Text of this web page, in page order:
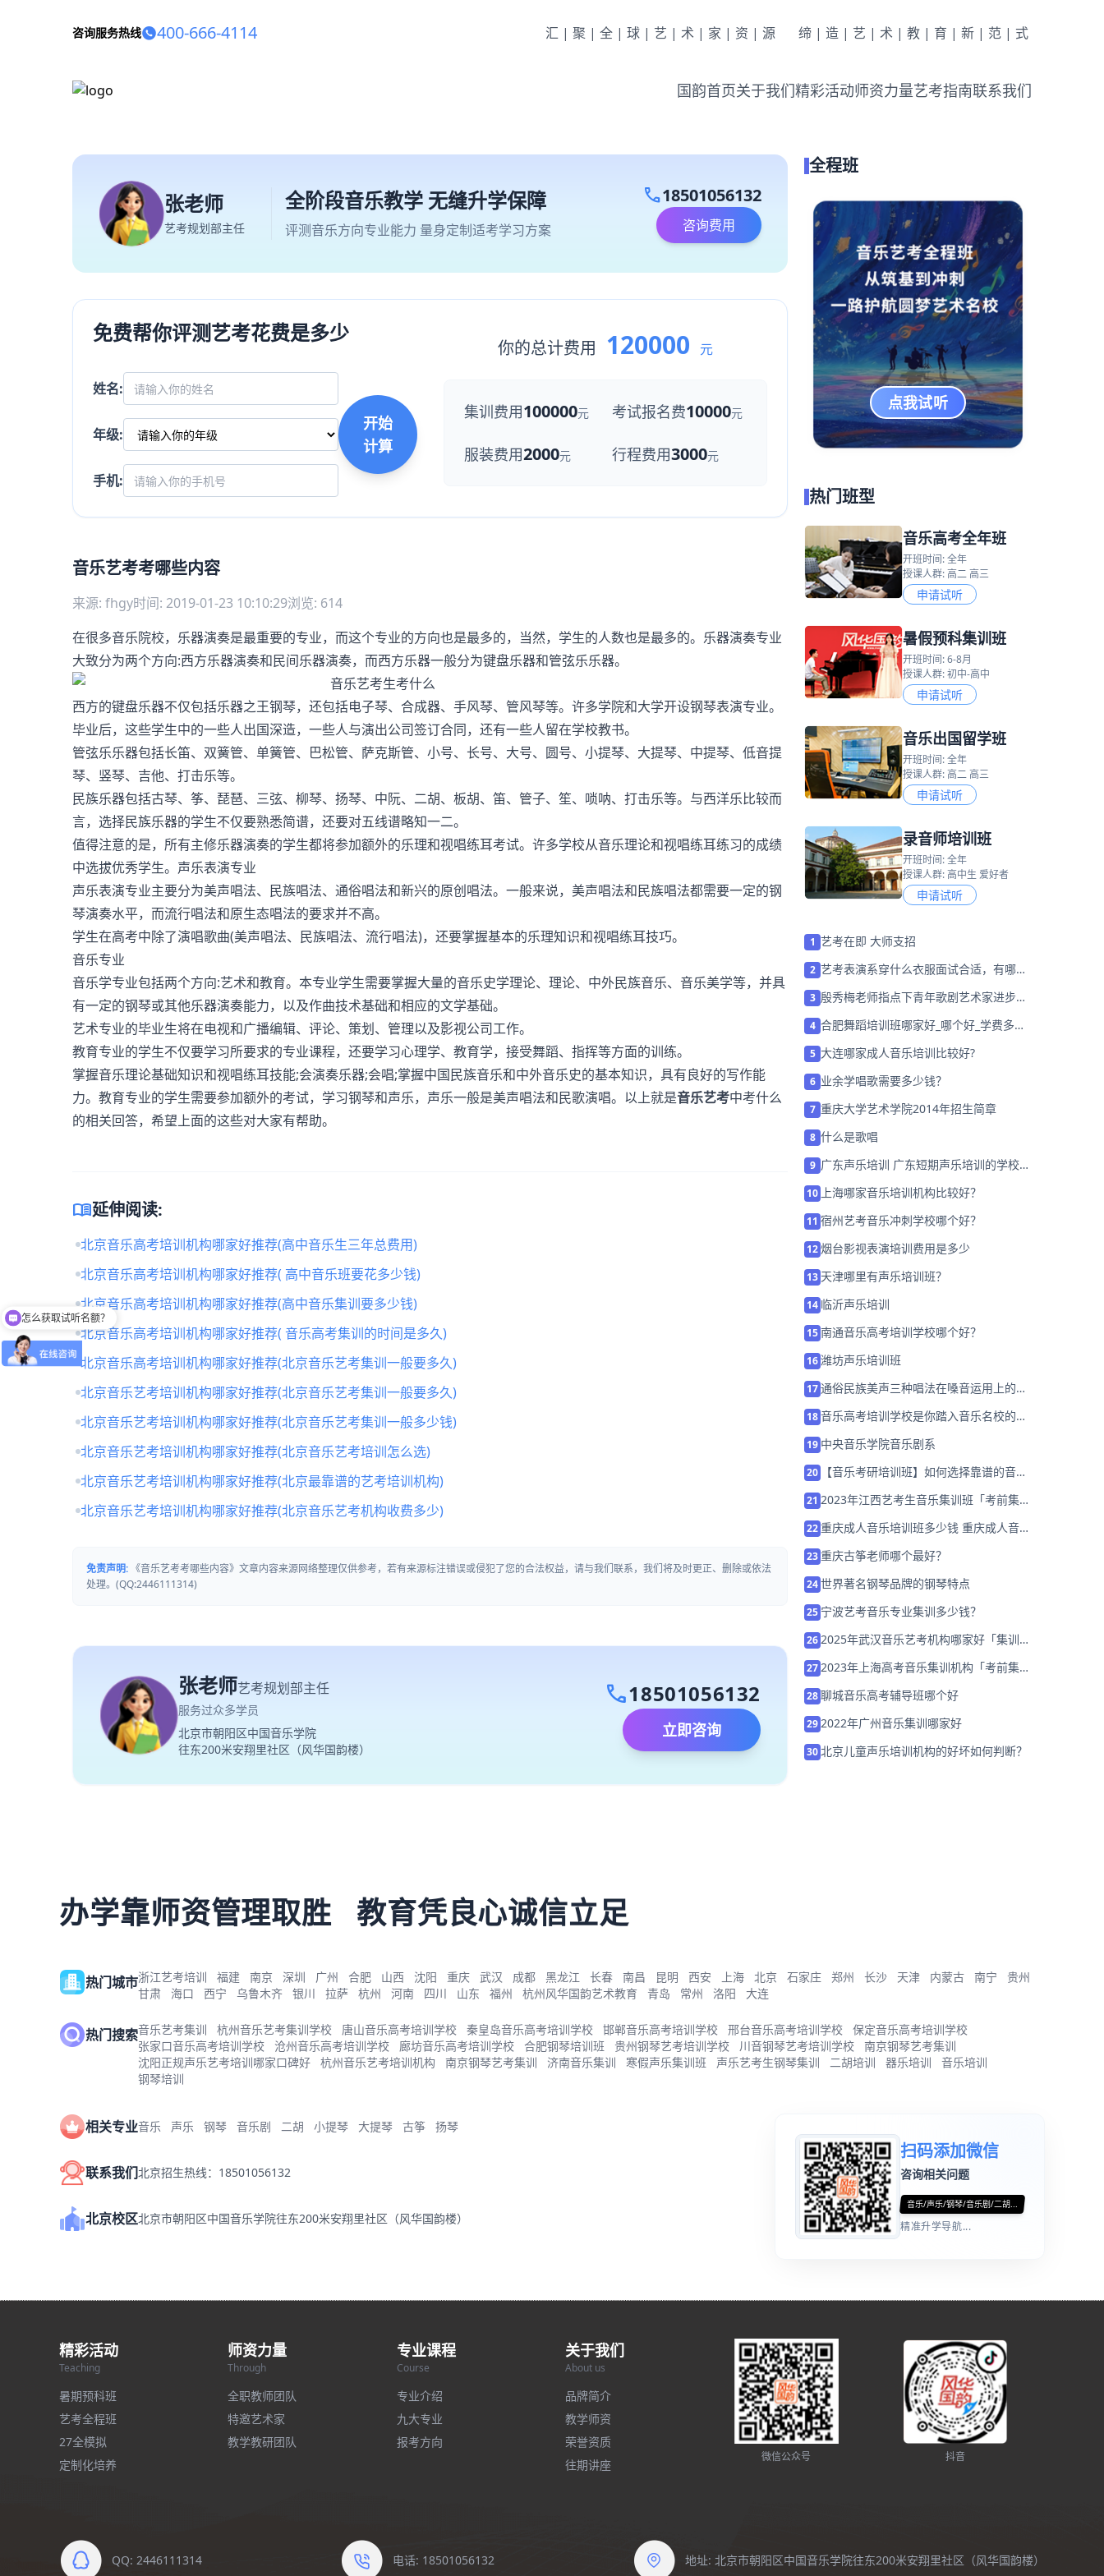
咨询服务热线 400-666-4114 汇|聚|全|球|艺|术|家|资|源 缔|造|艺|术|教|育|新|范|式
国韵首页关于我们精彩活动师资力量艺考指南联系我们
张老师
艺考规划部主任
全阶段音乐教学 无缝升学保障
评测音乐方向专业能力 量身定制适考学习方案
call18501056132
咨询费用
免费帮你评测艺考花费是多少
姓名:
年级:
手机:
开始
计算
你的总计费用 120000 元
集训费用100000元 考试报名费10000元
服装费用2000元 行程费用3000元
音乐艺考考哪些内容
来源: fhgy时间: 2019-01-23 10:10:29浏览: 614
在很多音乐院校，乐器演奏是最重要的专业，而这个专业的方向也是最多的，当然，学生的人数也是最多的。乐器演奏专业
大致分为两个方向:西方乐器演奏和民间乐器演奏，而西方乐器一般分为键盘乐器和管弦乐乐器。
西方的键盘乐器不仅包括乐器之王钢琴，还包括电子琴、合成器、手风琴、管风琴等。许多学院和大学开设钢琴表演专业。
毕业后，这些学生中的一些人出国深造，一些人与演出公司签订合同，还有一些人留在学校教书。
管弦乐乐器包括长笛、双簧管、单簧管、巴松管、萨克斯管、小号、长号、大号、圆号、小提琴、大提琴、中提琴、低音提
琴、竖琴、吉他、打击乐等。
民族乐器包括古琴、筝、琵琶、三弦、柳琴、扬琴、中阮、二胡、板胡、笛、管子、笙、唢呐、打击乐等。与西洋乐比较而
言，选择民族乐器的学生不仅要熟悉简谱，还要对五线谱略知一二。
值得注意的是，所有主修乐器演奏的学生都将参加额外的乐理和视唱练耳考试。许多学校从音乐理论和视唱练耳练习的成绩
中选拔优秀学生。声乐表演专业
声乐表演专业主要分为美声唱法、民族唱法、通俗唱法和新兴的原创唱法。一般来说，美声唱法和民族唱法都需要一定的钢
琴演奏水平，而流行唱法和原生态唱法的要求并不高。
学生在高考中除了演唱歌曲(美声唱法、民族唱法、流行唱法)，还要掌握基本的乐理知识和视唱练耳技巧。
音乐专业
音乐学专业包括两个方向:艺术和教育。本专业学生需要掌握大量的音乐史学理论、理论、中外民族音乐、音乐美学等，并具
有一定的钢琴或其他乐器演奏能力，以及作曲技术基础和相应的文学基础。
艺术专业的毕业生将在电视和广播编辑、评论、策划、管理以及影视公司工作。
教育专业的学生不仅要学习所要求的专业课程，还要学习心理学、教育学，接受舞蹈、指挥等方面的训练。
掌握音乐理论基础知识和视唱练耳技能;会演奏乐器;会唱;掌握中国民族音乐和中外音乐史的基本知识，具有良好的写作能
力。教育专业的学生需要参加额外的考试，学习钢琴和声乐，声乐一般是美声唱法和民歌演唱。以上就是音乐艺考中考什么
的相关回答，希望上面的这些对大家有帮助。
menu_book延伸阅读:
北京音乐高考培训机构哪家好推荐(高中音乐生三年总费用)
北京音乐高考培训机构哪家好推荐( 高中音乐班要花多少钱)
北京音乐高考培训机构哪家好推荐(高中音乐集训要多少钱)
北京音乐高考培训机构哪家好推荐( 音乐高考集训的时间是多久)
北京音乐高考培训机构哪家好推荐(北京音乐艺考集训一般要多久)
北京音乐艺考培训机构哪家好推荐(北京音乐艺考集训一般要多久)
北京音乐艺考培训机构哪家好推荐(北京音乐艺考集训一般多少钱)
北京音乐艺考培训机构哪家好推荐(北京音乐艺考培训怎么选)
北京音乐艺考培训机构哪家好推荐(北京最靠谱的艺考培训机构)
北京音乐艺考培训机构哪家好推荐(北京音乐艺考机构收费多少)
免责声明: 《音乐艺考考哪些内容》文章内容来源网络整理仅供参考，若有来源标注错误或侵犯了您的合法权益，请与我们联系，我们将及时更正、删除或依法
处理。(QQ:2446111314)
张老师艺考规划部主任
服务过众多学员
北京市朝阳区中国音乐学院
往东200米安翔里社区（风华国韵楼）
call18501056132
立即咨询
全程班
点我试听
热门班型
音乐高考全年班
开班时间: 全年
授课人群: 高二 高三
申请试听
暑假预科集训班
开班时间: 6-8月
授课人群: 初中-高中
申请试听
音乐出国留学班
开班时间: 全年
授课人群: 高二 高三
申请试听
录音师培训班
开班时间: 全年
授课人群: 高中生 爱好者
申请试听
1 艺考在即 大师支招
2 艺考表演系穿什么衣服面试合适，有哪些
3 殷秀梅老师指点下青年歌剧艺术家进步神
4 合肥舞蹈培训班哪家好_哪个好_学费多
5 大连哪家成人音乐培训比较好?
6 业余学唱歌需要多少钱？
7 重庆大学艺术学院2014年招生简章
8 什么是歌唱
9 广东声乐培训 广东短期声乐培训的学校哪
10 上海哪家音乐培训机构比较好？
11 宿州艺考音乐冲刺学校哪个好？
12烟台影视表演培训费用是多少
13 天津哪里有声乐培训班？
14 临沂声乐培训
15南通音乐高考培训学校哪个好？
16潍坊声乐培训班
17通俗民族美声三种唱法在嗓音运用上的异
18音乐高考培训学校是你踏入音乐名校的加
19 中央音乐学院音乐剧系
20
【音乐考研培训班】如何选择靠谱的音乐
21 2023年江西艺考生音乐集训班「考前集训
22重庆成人音乐培训班多少钱 重庆成人音乐
23重庆古筝老师哪个最好？
24世界著名钢琴品牌的钢琴特点
25 宁波艺考音乐专业集训多少钱？
262025年武汉音乐艺考机构哪家好「集训营
272023年上海高考音乐集训机构「考前集训
28聊城音乐高考辅导班哪个好
292022年广州音乐集训哪家好
30北京儿童声乐培训机构的好坏如何判断？
办学靠师资管理取胜 教育凭良心诚信立足
热门城市浙江艺考培训 福建 南京 深圳 广州 合肥 山西 沈阳 重庆 武汉 成都 黑龙江 长春 南昌 昆明 西安 上海 北京 石家庄 郑州 长沙 天津 内蒙古 南宁
贵州
甘肃
海口 西宁 乌鲁木齐 银川 拉萨 杭州 河南 四川 山东 福州 杭州风华国韵艺术教育 青岛 常州 洛阳 大连
热门搜索音乐艺考集训 杭州音乐艺考集训学校 唐山音乐高考培训学校 秦皇岛音乐高考培训学校 邯郸音乐高考培训学校 邢台音乐高考培训学校
保定音乐高考培训学校
张家口音乐高考培训学校
沧州音乐高考培训学校 廊坊音乐高考培训学校 合肥钢琴培训班 贵州钢琴艺考培训学校 川音钢琴艺考培训学校
南京钢琴艺考集训
沈阳正规声乐艺考培训哪家口碑好
杭州音乐艺考培训机构 南京钢琴艺考集训 济南音乐集训 寒假声乐集训班 声乐艺考生钢琴集训 二胡培训 器乐培训
音乐培训
钢琴培训
相关专业音乐 声乐 钢琴 音乐剧 二胡 小提琴 大提琴 古筝 扬琴
联系我们北京招生热线：18501056132
北京校区北京市朝阳区中国音乐学院往东200米安翔里社区（风华国韵楼）
扫码添加微信
咨询相关问题
音乐/声乐/钢琴/音乐剧/二胡...
精准升学导航...
精彩活动
Teaching
暑期预科班
艺考全程班
27全模拟
定制化培养
师资力量
Through
全职教师团队
特邀艺术家
教学教研团队
专业课程
Course
专业介绍
九大专业
报考方向
关于我们
About us
品牌简介
教学师资
荣誉资质
往期讲座
微信公众号 抖音
QQ: 2446111314 电话: 18501056132 地址: 北京市朝阳区中国音乐学院往东200米安翔里社区（风华国韵楼）
怎么获取试听名额？